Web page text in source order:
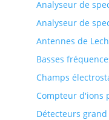
Analyseur de
Analyseur de
Antennes de
Basses
Champs
Compteur d'ions
Détecteurs